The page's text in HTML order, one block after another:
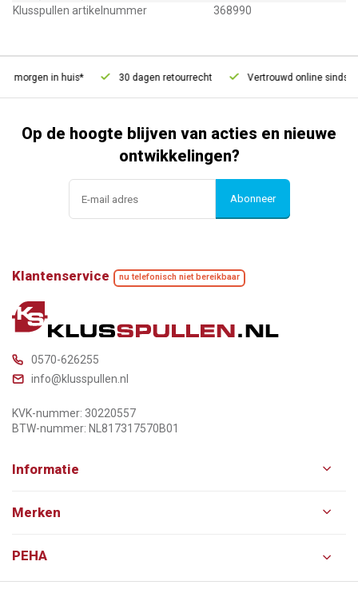
Klusspullen artikelnummer
368990
morgen in huis* 30 dagen retourrecht Vertrouwd online sinds
Op de hoogte blijven van acties en nieuwe
ontwikkelingen?
Abonneer
Klantenservice nu telefonisch niet bereikbaar
0570-626255
info@klusspullen.nl
KVK-nummer: 30220557
BTW-nummer: NL817317570B01
Informatie
Merken
PEHA